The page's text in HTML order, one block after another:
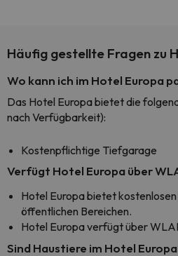
Häufig gestellte Fragen zu
Wo kann ich im Hotel Europa
Das Hotel Europa bietet die
nach Verfügbarkeit):
Kostenpflichtige Tiefgarage
Verfügt Hotel Europa über
Hotel Europa bietet
öffentlichen Bereichen.
Hotel Europa verfügt über
Sind Haustiere im Hotel